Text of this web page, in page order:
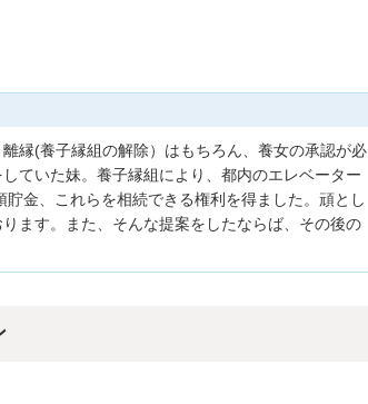
縁(養子縁組の解除）はもちろん、養女の承認が必
ていた妹。養子縁組により、都内のエレベーター
金、これらを相続できる権利を得ました。頑とし
ます。また、そんな提案をしたならば、その後の